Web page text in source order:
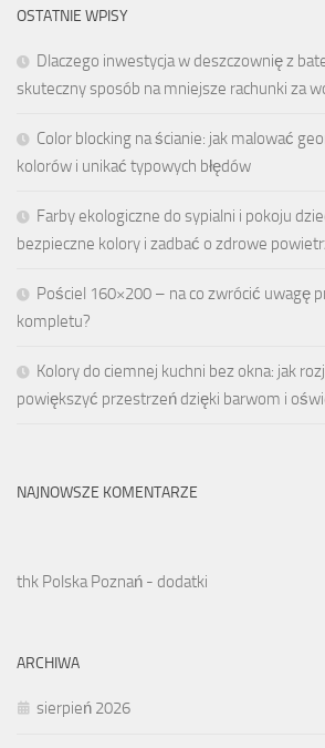
OSTATNIE WPISY
Dlaczego inwestycja w deszczownię z
skuteczny sposób na mniejsze rachunki za
Color blocking na ścianie: jak malować
kolorów i unikać typowych błędów
Farby ekologiczne do sypialni i pokoju
bezpieczne kolory i zadbać o zdrowe
Pościel 160×200 – na co zwrócić uwagę
kompletu?
Kolory do ciemnej kuchni bez okna: jak
powiększyć przestrzeń dzięki barwom i
NAJNOWSZE KOMENTARZE
thk Polska Poznań - dodatki
ARCHIWA
sierpień 2026